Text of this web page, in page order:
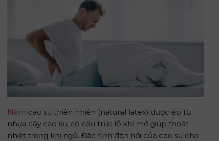
Nệm cao su thiên nhiên (natural latex) được ép từ
nhựa cây cao su, có cấu trúc lỗ khí mở giúp thoát
nhiệt trong khi ngủ. Đặc tính đàn hồi của cao su cho